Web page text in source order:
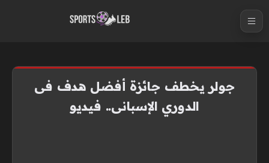
جولر يخطف جائزة أفضل هدف فى
الدوري الإسبانى.. فيديو